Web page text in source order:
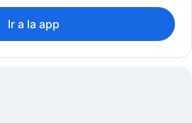
Ir a la app